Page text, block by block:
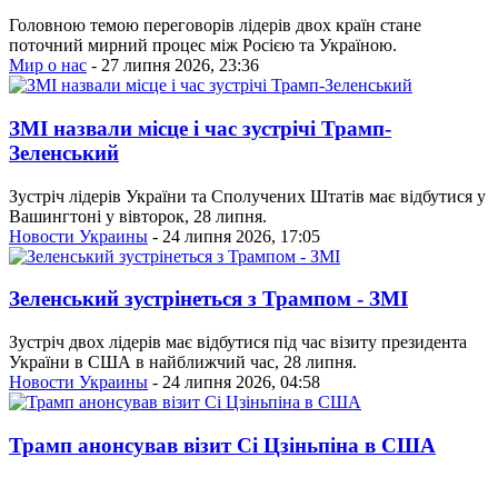
Головною темою переговорів лідерів двох країн стане
поточний мирний процес між Росією та Україною.
Мир о нас - 27 липня 2026, 23:36
ЗМІ назвали місце і час зустрічі Трамп-
Зеленський
Зустріч лідерів України та Сполучених Штатів має відбутися у
Вашингтоні у вівторок, 28 липня.
Новости Украины - 24 липня 2026, 17:05
Зеленський зустрінеться з Трампом - ЗМІ
Зустріч двох лідерів має відбутися під час візиту президента
України в США в найближчий час, 28 липня.
Новости Украины - 24 липня 2026, 04:58
Трамп анонсував візит Сі Цзіньпіна в США